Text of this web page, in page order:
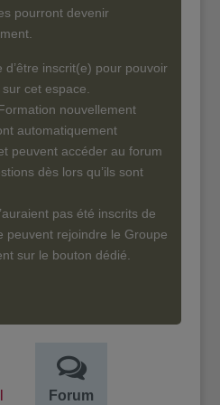
pourront devenir
d’être inscrit(e) pour pouvoir
cet espace.
nouvellement
automatiquement
peuvent accéder au forum
dès lors qu’ils sont
pas été inscrits de
peuvent rejoindre le Groupe
sur le bouton dédié.
Forum